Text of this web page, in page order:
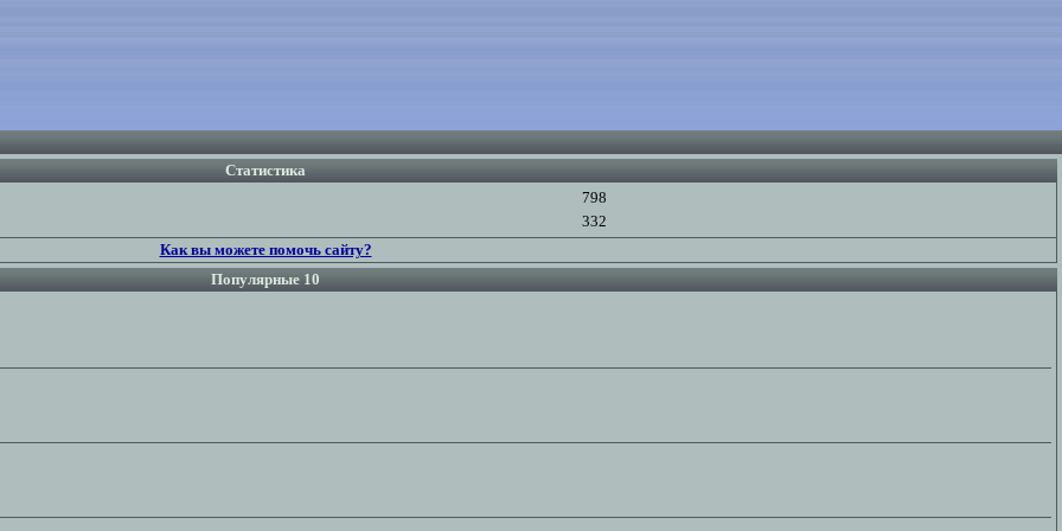
Статистика
798
332
Как вы можете помочь сайту?
Популярные 10